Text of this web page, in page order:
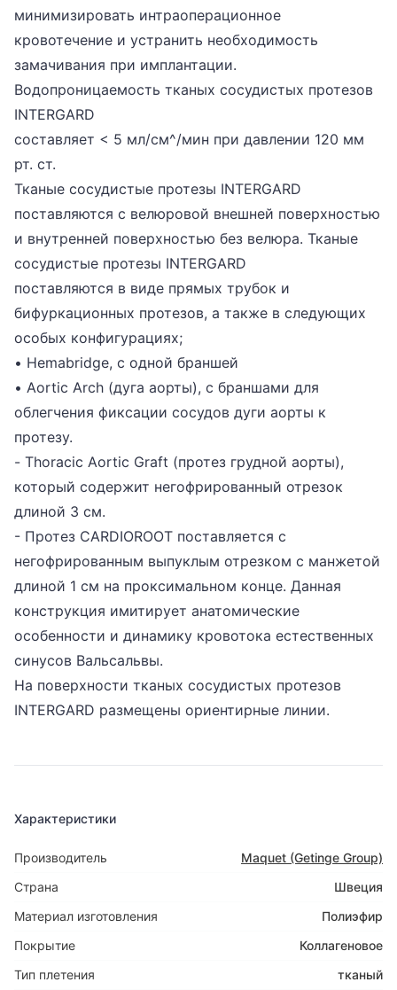
минимизировать интраоперационное
кровотечение и устранить необходимость
замачивания при имплантации.
Водопроницаемость тканых сосудистых протезов
INTERGARD
составляет < 5 мл/см^/мин при давлении 120 мм
рт. ст.
Тканые сосудистые протезы INTERGARD
поставляются с велюровой внешней поверхностью
и внутренней поверхностью без велюра. Тканые
сосудистые протезы INTERGARD
поставляются в виде прямых трубок и
бифуркационных протезов, а также в следующих
особых конфигурациях;
• Hemabridge, с одной браншей
• Aortic Arch (дуга аорты), с браншами для
облегчения фиксации сосудов дуги аорты к
протезу.
- Thoracic Aortic Graft (протез грудной аорты),
который содержит негофрированный отрезок
длиной 3 см.
- Протез CARDIOROOT поставляется с
негофрированным выпуклым отрезком с манжетой
длиной 1 см на проксимальном конце. Данная
конструкция имитирует анатомические
особенности и динамику кровотока естественных
синусов Вальсальвы.
На поверхности тканых сосудистых протезов
INTERGARD размещены ориентирные линии.
Характеристики
Производитель
Maquet (Getinge Group)
Страна
Швеция
Материал изготовления
Полиэфир
Покрытие
Коллагеновое
Тип плетения
тканый